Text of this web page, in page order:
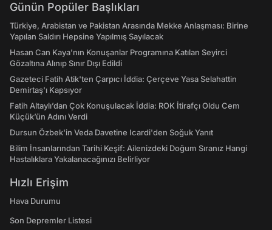
Günün Popüler Başlıkları
Türkiye, Arabistan ve Pakistan Arasında Mekke Anlaşması: Birine
Yapılan Saldırı Hepsine Yapılmış Sayılacak
Hasan Can Kaya’nın Konuşanlar Programına Katılan Seyirci
Gözaltına Alınıp Sınır Dışı Edildi
Gazeteci Fatih Atik'ten Çarpıcı İddia: Çerçeve Yasa Selahattin
Demirtaş'ı Kapsıyor
Fatih Altaylı’dan Çok Konuşulacak İddia: ROK İtirafçı Oldu Cem
Küçük’ün Adını Verdi
Dursun Özbek'in Veda Davetine Icardi'den Soğuk Yanıt
Bilim İnsanlarından Tarihi Keşif: Ailenizdeki Doğum Sıranız Hangi
Hastalıklara Yakalanacağınızı Belirliyor
Hızlı Erişim
Hava Durumu
Son Depremler Listesi